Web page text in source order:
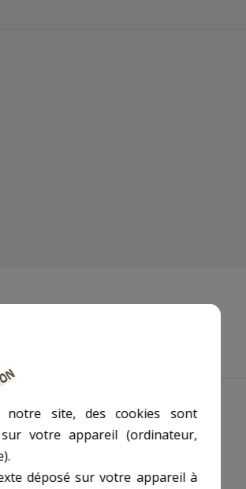
site, des cookies sont
sur votre appareil (ordinateur,
déposé sur votre appareil à